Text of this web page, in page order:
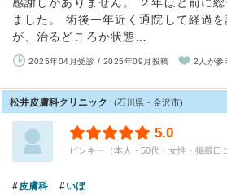
ました。 術後一年近く通院して経過
が、治るどころか状態…
2025年04月受診 / 2025年09月投稿 2人が参
松井皮膚科クリニック (石川県・金沢市)
5.0
ピンキー（本人・50代・女性・掲載口
皮膚科 いぼ